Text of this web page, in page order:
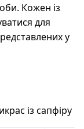
Кожен із
для
у
із сапфіру